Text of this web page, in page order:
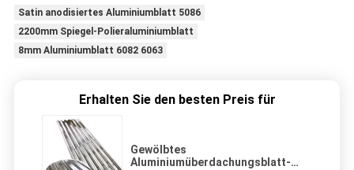
Satin anodisiertes Aluminiumblatt 5086
2200mm Spiegel-Polieraluminiumblatt
8mm Aluminiumblatt 6082 6063
Erhalten Sie den besten Preis für
Gewölbtes
Aluminiumüberdachungsblatt-